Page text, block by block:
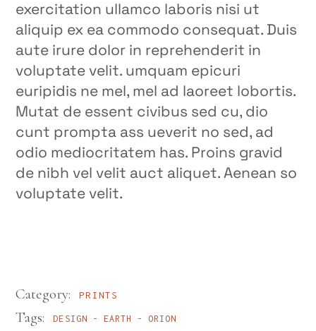
exercitation ullamco laboris nisi ut
aliquip ex ea commodo consequat. Duis
aute irure dolor in reprehenderit in
voluptate velit. umquam epicuri
euripidis ne mel, mel ad laoreet lobortis.
Mutat de essent civibus sed cu, dio
cunt prompta ass ueverit no sed, ad
odio mediocritatem has. Proins gravid
de nibh vel velit auct aliquet. Aenean so
voluptate velit.
Category: PRINTS
Tags: DESIGN EARTH ORION